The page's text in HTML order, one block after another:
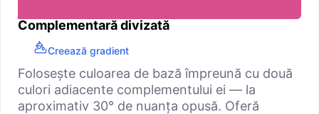
Complementară divizată
Creează gradient
Folosește culoarea de bază împreună cu două
culori adiacente complementului ei — la
aproximativ 30° de nuanța opusă. Oferă